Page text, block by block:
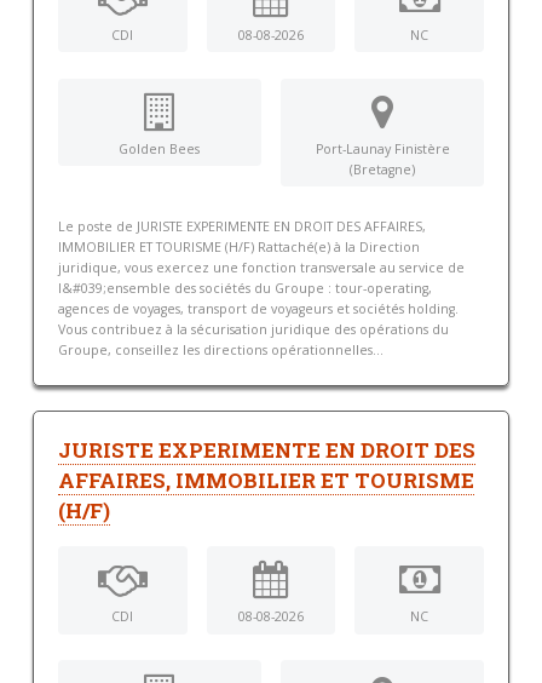
CDI 08-08-2026 NC
Golden Bees
Port-Launay Finistère
(Bretagne)
Le poste de JURISTE EXPERIMENTE EN DROIT DES AFFAIRES,
IMMOBILIER ET TOURISME (H/F) Rattaché(e) à la Direction
juridique, vous exercez une fonction transversale au service de
l&#039;ensemble des sociétés du Groupe : tour-operating,
agences de voyages, transport de voyageurs et sociétés holding.
Vous contribuez à la sécurisation juridique des opérations du
Groupe, conseillez les directions opérationnelles...
JURISTE EXPERIMENTE EN DROIT DES
AFFAIRES, IMMOBILIER ET TOURISME
(H/F)
CDI 08-08-2026 NC